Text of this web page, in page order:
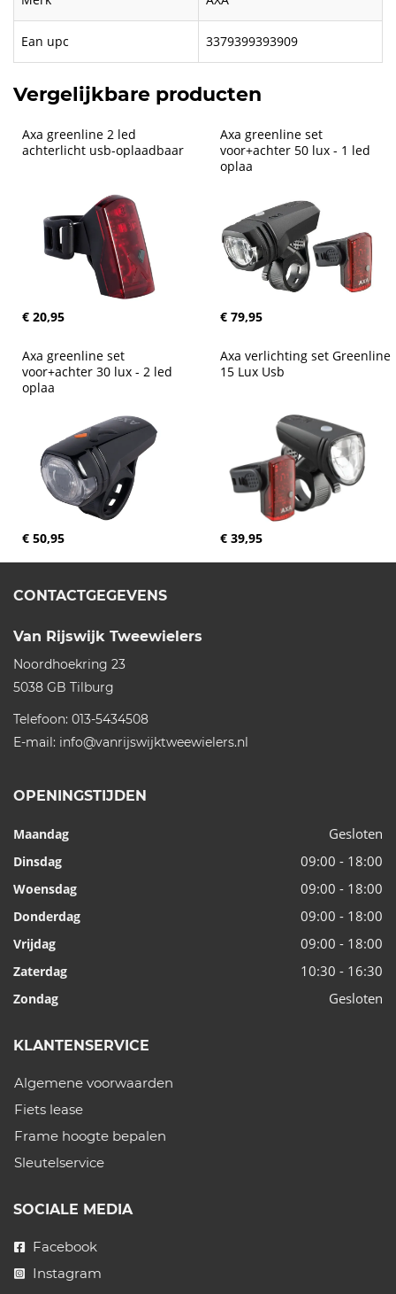
Ean upc 3379399393909
Vergelijkbare producten
Axa greenline 2 led
achterlicht usb-oplaadbaar
€ 20,95
Axa greenline set
voor+achter 50 lux - 1 led
oplaa
€ 79,95
Axa greenline set
voor+achter 30 lux - 2 led
oplaa
€ 50,95
Axa verlichting set Greenline
15 Lux Usb
€ 39,95
CONTACTGEGEVENS
Van Rijswijk Tweewielers
Noordhoekring 23
5038 GB Tilburg
Telefoon: 013-5434508
E-mail: info@vanrijswijktweewielers.nl
OPENINGSTIJDEN
Maandag Gesloten
Dinsdag 09:00 - 18:00
Woensdag 09:00 - 18:00
Donderdag 09:00 - 18:00
Vrijdag 09:00 - 18:00
Zaterdag 10:30 - 16:30
Zondag Gesloten
KLANTENSERVICE
Algemene voorwaarden
Fiets lease
Frame hoogte bepalen
Sleutelservice
SOCIALE MEDIA
Facebook
Instagram